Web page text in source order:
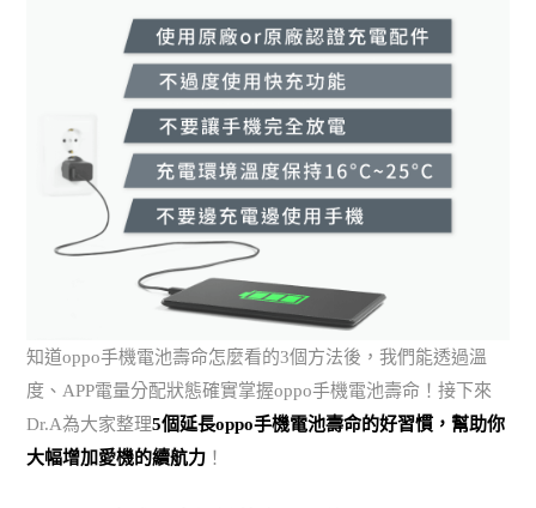
知道oppo手機電池壽命怎麼看的3個方法後，我們能透過溫
度、APP電量分配狀態確實掌握oppo手機電池壽命！接下來
Dr.A為大家整理5個延長oppo手機電池壽命的好習慣，幫助你
大幅增加愛機的續航力 ！